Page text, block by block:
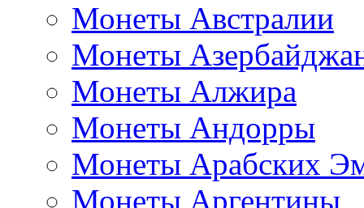
Монеты Австралии
Монеты
Монеты Алжира
Монеты Андорры
Монеты Арабских
Монеты Аргентины